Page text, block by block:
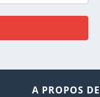
A PROPOS DE